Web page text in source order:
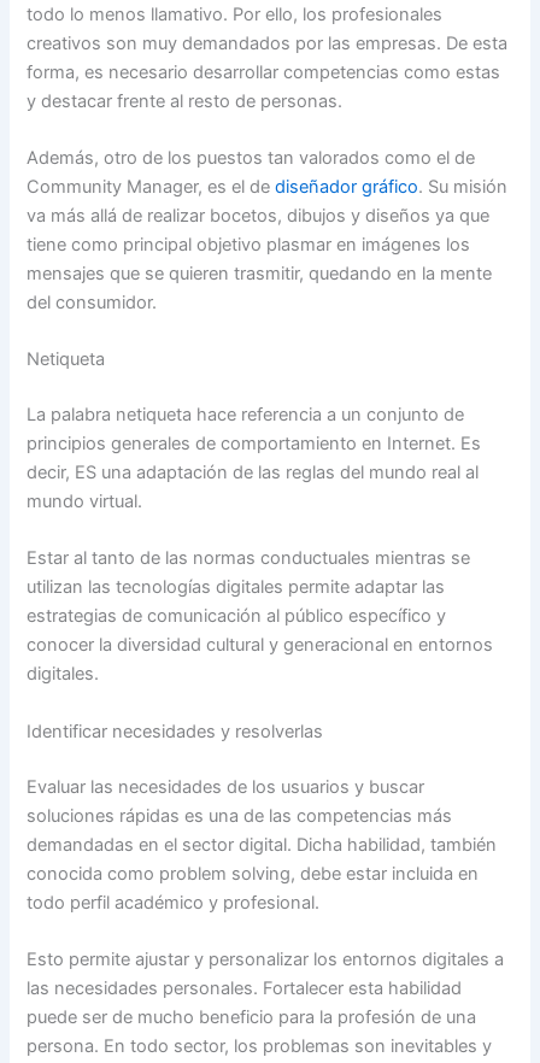
todo lo menos llamativo. Por ello, los profesionales
creativos son muy demandados por las empresas. De esta
forma, es necesario desarrollar competencias como estas
y destacar frente al resto de personas.
Además, otro de los puestos tan valorados como el de
Community Manager, es el dediseñador gráfico. Su misión
va más allá de realizar bocetos, dibujos y diseños ya que
tiene como principal objetivo plasmar en imágenes los
mensajes que se quieren trasmitir, quedando en la mente
del consumidor.
Netiqueta
La palabra netiqueta hace referencia a un conjunto de
principios generales de comportamiento en Internet. Es
decir, ES una adaptación de las reglas del mundo real al
mundo virtual.
Estar al tanto de las normas conductuales mientras se
utilizan las tecnologías digitales permite adaptar las
estrategias de comunicación al público específico y
conocer la diversidad cultural y generacional en entornos
digitales.
Identificar necesidades y resolverlas
Evaluar las necesidades de los usuarios y buscar
soluciones rápidas es una de las competencias más
demandadas en el sector digital. Dicha habilidad, también
conocida como problem solving, debe estar incluida en
todo perfil académico y profesional.
Esto permite ajustar y personalizar los entornos digitales a
las necesidades personales. Fortalecer esta habilidad
puede ser de mucho beneficio para la profesión de una
persona. En todo sector, los problemas son inevitables y